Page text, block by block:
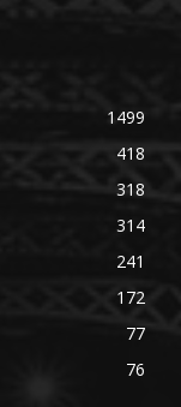
1499
418
318
314
241
172
77
76